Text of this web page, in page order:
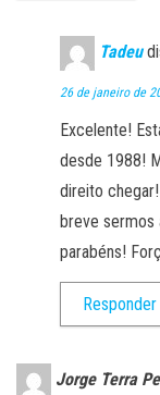
Tadeu
26 de janeiro de
Excelente!
desde 1988!
direito
breve sermos
parabéns!
Responder
Jorge Terra